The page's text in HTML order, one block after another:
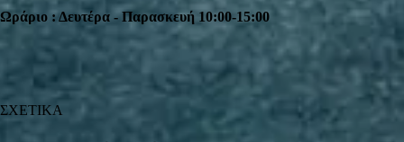
Ωράριο : Δευτέρα - Παρασκευή 10:00-15:00
ΣΧΕΤΙΚΑ